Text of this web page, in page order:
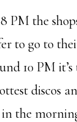
PM the
to go to
10 PM
discos
the